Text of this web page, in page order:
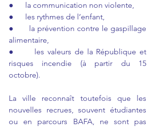
●      la communication non violente,
●      les rythmes de l’enfant,
●      la prévention contre le gaspillage
alimentaire,
●      les valeurs de la République et
risques incendie (à partir du 15
octobre).
La ville reconnaît toutefois que les
nouvelles recrues, souvent étudiantes
ou en parcours BAFA, ne sont pas